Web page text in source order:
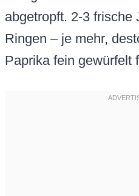
abgetropft. 2-3 frische
Ringen – je mehr,
Paprika fein gewürfelt